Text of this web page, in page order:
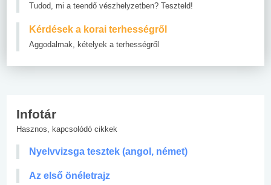
Tudod, mi a teendő vészhelyzetben? Teszteld!
Kérdések a korai terhességről
Aggodalmak, kételyek a terhességről
Infotár
Hasznos, kapcsolódó cikkek
Nyelvvizsga tesztek (angol, német)
Az első önéletrajz